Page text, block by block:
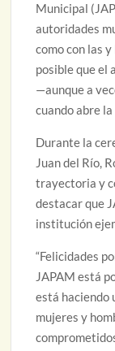
Municipal
autoridades
como con las
posible que el
—aunque a
cuando abre
Durante la
Juan del Río,
trayectoria y
destacar que
institución
“Felicidades
JAPAM está
está haciendo
mujeres y